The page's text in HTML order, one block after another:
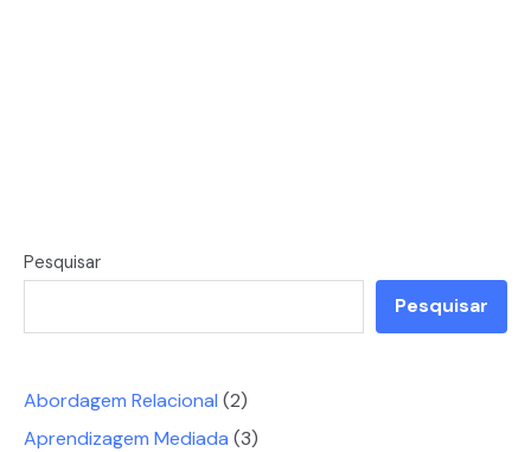
Pesquisar
Pesquisar
Abordagem Relacional (2)
Aprendizagem Mediada (3)